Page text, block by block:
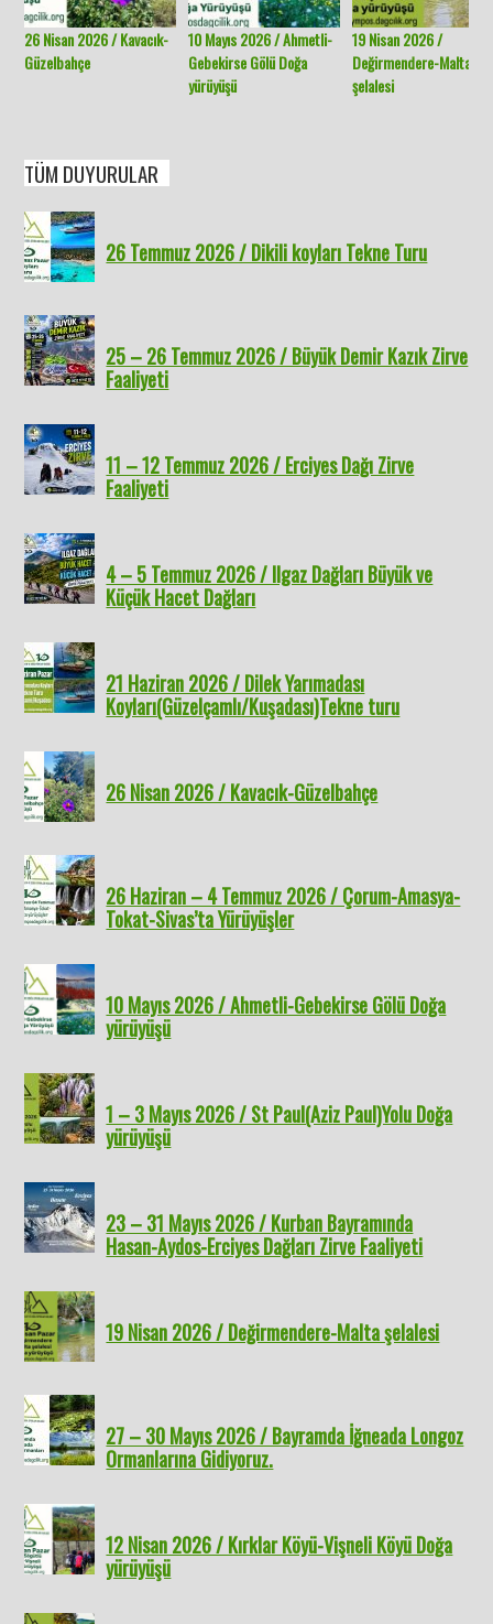
26 Nisan 2026 / Kavacık-
Güzelbahçe
10 Mayıs 2026 / Ahmetli-
Gebekirse Gölü Doğa
yürüyüşü
19 Nisan 2026 /
Değirmendere-Malta
şelalesi
TÜM DUYURULAR
26 Temmuz 2026 / Dikili koyları Tekne Turu
25 – 26 Temmuz 2026 / Büyük Demir Kazık Zirve
Faaliyeti
11 – 12 Temmuz 2026 / Erciyes Dağı Zirve
Faaliyeti
4 – 5 Temmuz 2026 / Ilgaz Dağları Büyük ve
Küçük Hacet Dağları
21 Haziran 2026 / Dilek Yarımadası
Koyları(Güzelçamlı/Kuşadası)Tekne turu
26 Nisan 2026 / Kavacık-Güzelbahçe
26 Haziran – 4 Temmuz 2026 / Çorum-Amasya-
Tokat-Sivas’ta Yürüyüşler
10 Mayıs 2026 / Ahmetli-Gebekirse Gölü Doğa
yürüyüşü
1 – 3 Mayıs 2026 / St Paul(Aziz Paul)Yolu Doğa
yürüyüşü
23 – 31 Mayıs 2026 / Kurban Bayramında
Hasan-Aydos-Erciyes Dağları Zirve Faaliyeti
19 Nisan 2026 / Değirmendere-Malta şelalesi
27 – 30 Mayıs 2026 / Bayramda İğneada Longoz
Ormanlarına Gidiyoruz.
12 Nisan 2026 / Kırklar Köyü-Vişneli Köyü Doğa
yürüyüşü